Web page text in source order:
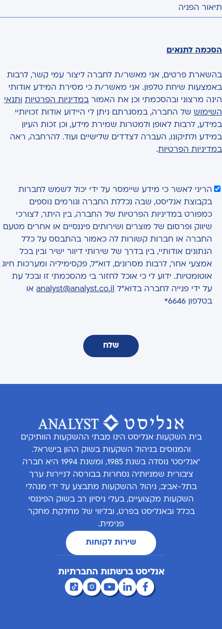
תיאור הפניה
הסכמה לתנאים
בהשארת פרטים, אני מאשר/ת לחברה ליצור עמי קשר, לרבות
באמצעות שיחת טלפון. אני מאשר/ת כי מסירת המידע אודותי
הינה מרצוני ובהסכמתי וכן את האמור במדיניות הפרטיות ותנאי
השימוש של החברה, במסגרתם ניתן לי היידוע אודות זכויותיי
במידע, לרבות לאופן ולמטרות שמירת מידע, וכן זכות העיון
במידע ולתיקונו, העברה לצדדים שלישיים ועוד. להרחבה, ראה
במדיניות הפרטיות.
הריני לאשר כי מידע שיימסר על ידי יכול לשמש לחברות
בקבוצת אנליסט, שבה נכללת החברה וגורמים נוספים
כמפורט במדיניות הפרטיות של החברה, בין היתר, לצורכי
שיווק ופרסום של מוצרים ושירותים פיננסיים או אחרים מטעם
החברה או חברות קשורות לה כאמור בהתבסס על כלל
הנתונים אודותיי, בין בדרך של שירותי דיוור ישיר ובין בכל
אמצעי אחר, לרבות מסרונים, דוא"ל, פקסימיליה ומערכות חיוג
אוטומטיות. ידוע לי כי אוכל לחזור בי מהסכמתי זו ובכל עת
על ידי פנייה לחברה בדוא"ל analyst@analyst.co.il או
בטלפון 6646*
שלח
בית השקעות אנליסט הינו מבתי ההשקעות הוותיקים
והמנוסים בניהול השקעות בשוק ההון בישראל.
'אנליסט' נוסדה בשנת 1985, ומשנת 1994 היא חברה
ציבורית שמניותיה נסחרות בבורסה לניירות ערך
בתל-אביב, ניהול ההשקעות מתבצע על ידי מנהלי
השקעות מקצועיים, בעלי ניסיון רב בשוק הפיננסי
בכלל ובאנליסט בפרט, ובליווי של מחלקת מחקר
פנימית.
שירות לקוחות
אנליסט ברשתות החברתיות